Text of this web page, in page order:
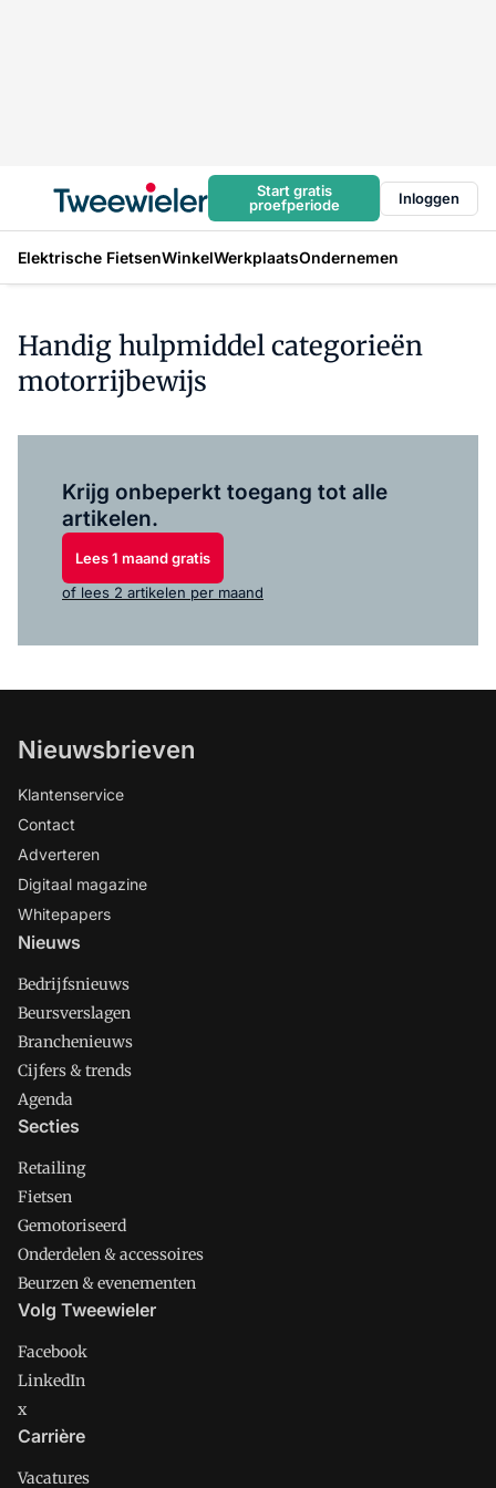
Start gratis
proefperiode
Inloggen
Elektrische FietsenWinkelWerkplaatsOndernemen
Handig hulpmiddel categorieën
motorrijbewijs
Krijg onbeperkt toegang tot alle
artikelen.
Lees 1 maand gratis
of lees 2 artikelen per maand
Nieuwsbrieven
Klantenservice
Contact
Adverteren
Digitaal magazine
Whitepapers
Nieuws
Bedrijfsnieuws
Beursverslagen
Branchenieuws
Cijfers & trends
Agenda
Secties
Retailing
Fietsen
Gemotoriseerd
Onderdelen & accessoires
Beurzen & evenementen
Volg Tweewieler
Facebook
LinkedIn
x
Carrière
Vacatures